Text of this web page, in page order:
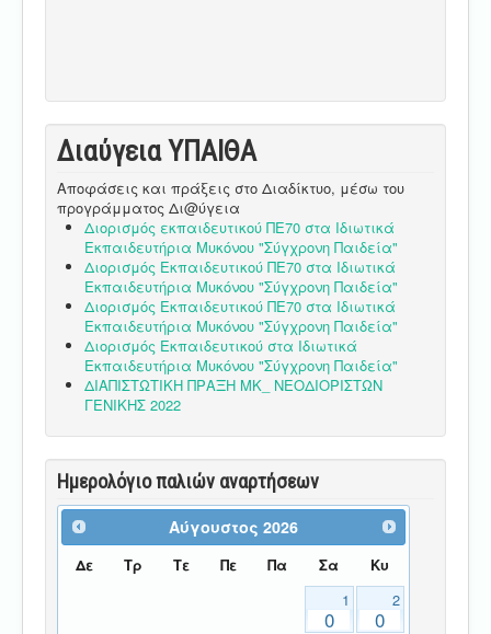
Διαύγεια ΥΠΑΙΘA
Αποφάσεις και πράξεις στο Διαδίκτυο, μέσω του
προγράμματος Δι@ύγεια
Διορισμός εκπαιδευτικού ΠΕ70 στα Ιδιωτικά
Εκπαιδευτήρια Μυκόνου "Σύγχρονη Παιδεία"
Διορισμός Εκπαιδευτικού ΠΕ70 στα Ιδιωτικά
Εκπαιδευτήρια Μυκόνου "Σύγχρονη Παιδεία"
Διορισμός Εκπαιδευτικού ΠΕ70 στα Ιδιωτικά
Εκπαιδευτήρια Μυκόνου "Σύγχρονη Παιδεία"
Διορισμός Εκπαιδευτικού στα Ιδιωτικά
Εκπαιδευτήρια Μυκόνου "Σύγχρονη Παιδεία"
ΔΙΑΠΙΣΤΩΤΙΚΗ ΠΡΑΞΗ ΜΚ_ ΝΕΟΔΙΟΡΙΣΤΩΝ
ΓΕΝΙΚΗΣ 2022
Ημερολόγιο παλιών αναρτήσεων
Αύγουστος 2026
Δε Τρ Τε Πε Πα Σα Κυ
1
0
2
0